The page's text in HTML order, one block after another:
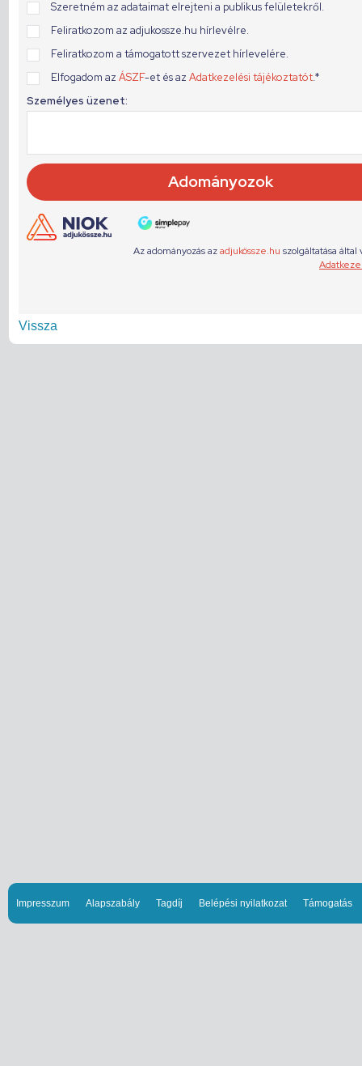
Vissza
Impresszum Alapszabály Tagdíj Belépési nyilatkozat Támogatás